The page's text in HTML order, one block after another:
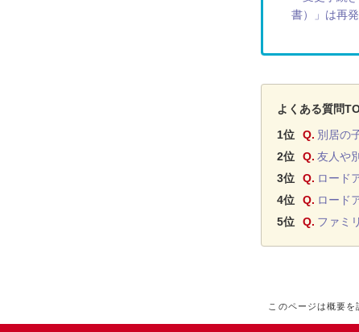
書）」は再
よくある質問
1位
Q. 別居の
2位
Q. 友人や
3位
Q. ロード
4位
Q. ロード
5位
Q. ファミ
このページは概要